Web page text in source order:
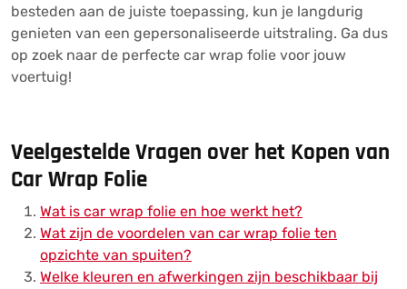
besteden aan de juiste toepassing, kun je langdurig
genieten van een gepersonaliseerde uitstraling. Ga dus
op zoek naar de perfecte car wrap folie voor jouw
voertuig!
Veelgestelde Vragen over het Kopen van
Car Wrap Folie
Wat is car wrap folie en hoe werkt het?
Wat zijn de voordelen van car wrap folie ten
opzichte van spuiten?
Welke kleuren en afwerkingen zijn beschikbaar bij